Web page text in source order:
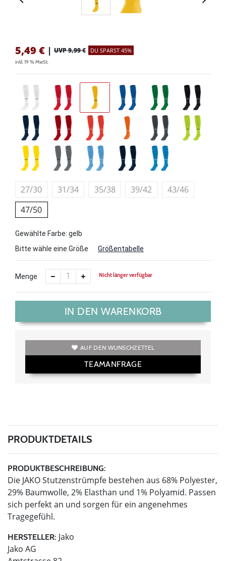
5,49 € | UVP 9,99 € DU SPARST 45%
inkl. 19 % MwSt.
27/30 31/34 35/38 39/42
43/46
47/50
Gewählte Farbe: gelb
Bitte wähle eine Größe
Größentabelle
Menge Nicht länger verfügbar
IN DEN WARENKORB
AUF DEN WUNSCHZETTEL
TEAMANFRAGE
PRODUKTDETAILS
PRODUKTBESCHREIBUNG:
Die JAKO Stutzenstrümpfe bestehen aus 68% Polyester,
29% Baumwolle, 2% Elasthan und 1% Polyamid. Passen
sich perfekt an und sorgen für ein angenehmes
Tragegefühl.
HERSTELLER: Jako
Jako AG